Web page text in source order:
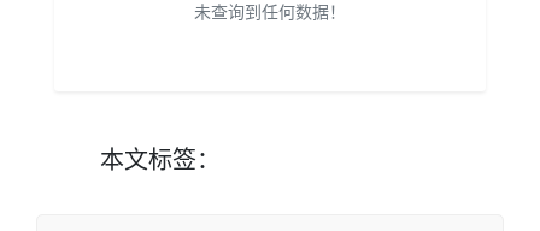
未查询到任何数据！
本文标签：